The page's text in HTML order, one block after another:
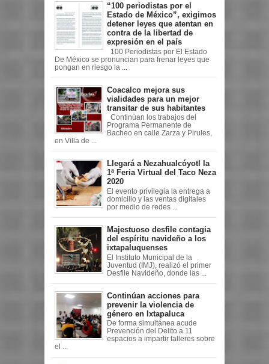
“100 periodistas por el
Estado de México”, exigimos
detener leyes que atentan en
contra de la libertad de
expresión en el país
100 Periodistas por El Estado
De México se pronuncian para frenar leyes que
pongan en riesgo la ...
Coacalco mejora sus
vialidades para un mejor
transitar de sus habitantes
Continúan los trabajos del
Programa Permanente de
Bacheo en calle Zarza y Pirules,
en Villa de ...
Llegará a Nezahualcóyotl la
1ª Feria Virtual del Taco Neza
2020
El evento privilegia la entrega a
domicilio y las ventas digitales
por medio de redes ...
Majestuoso desfile contagia
del espíritu navideño a los
ixtapaluquenses
El Instituto Municipal de la
Juventud (IMJ), realizó el primer
Desfile Navideño, donde las ...
Continúan acciones para
prevenir la violencia de
género en Ixtapaluca
De forma simultánea acude
Prevención del Delito a 11
espacios a impartir talleres sobre
el ...